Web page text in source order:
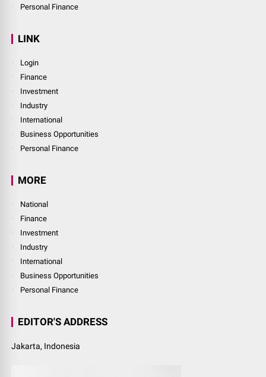
Personal Finance
LINK
Login
Finance
Investment
Industry
International
Business Opportunities
Personal Finance
MORE
National
Finance
Investment
Industry
International
Business Opportunities
Personal Finance
EDITOR'S ADDRESS
Jakarta, Indonesia